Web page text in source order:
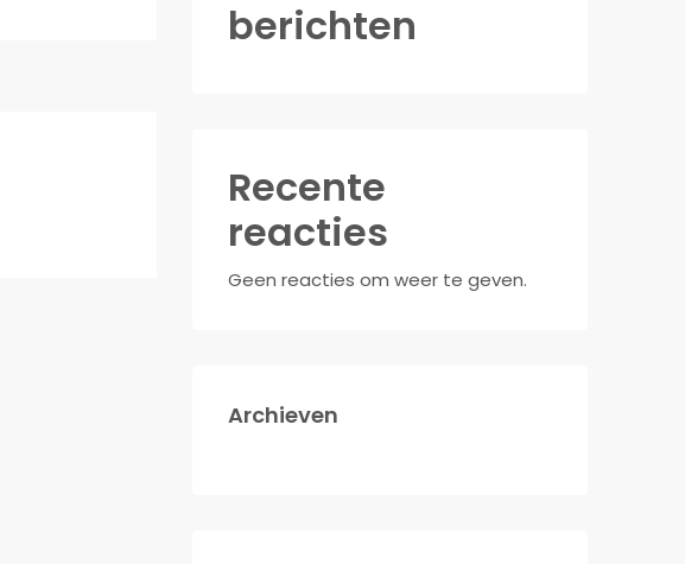
berichten
Recente
reacties
Geen reacties om weer te geven.
Archieven